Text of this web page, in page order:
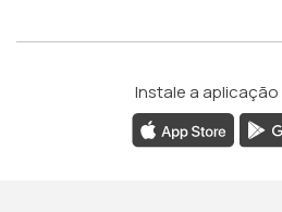
Instale a aplicação